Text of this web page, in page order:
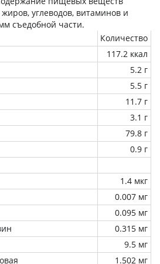
углеводов, витаминов и
съедобной части.
Количество
117.2 ккал
5.2 г
5.5 г
11.7 г
3.1 г
79.8 г
0.9 г
1.4 мкг
0.007 мг
0.095 мг
0.315 мг
9.5 мг
1.502 мг